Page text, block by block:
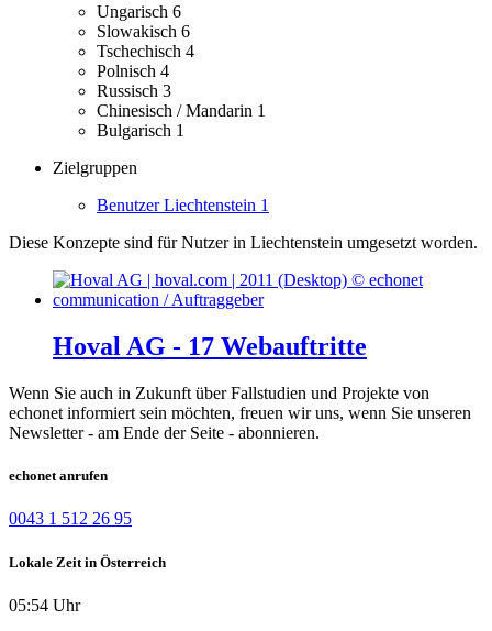
Ungarisch 6
Slowakisch 6
Tschechisch 4
Polnisch 4
Russisch 3
Chinesisch / Mandarin 1
Bulgarisch 1
Zielgruppen
Benutzer Liechtenstein 1
Diese Konzepte sind für Nutzer in Liechtenstein umgesetzt worden.
Hoval AG - 17 Webauftritte
Wenn Sie auch in Zukunft über Fallstudien und Projekte von
echonet informiert sein möchten, freuen wir uns, wenn Sie unseren
Newsletter - am Ende der Seite - abonnieren.
echonet anrufen
0043 1 512 26 95
Lokale Zeit in Österreich
05:54 Uhr